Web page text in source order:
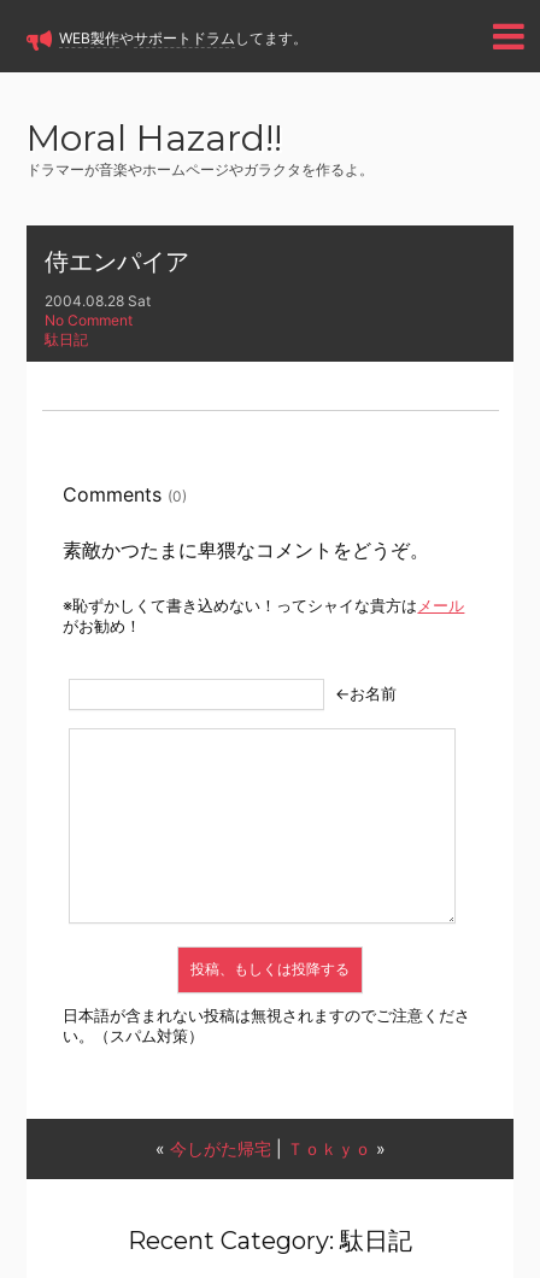
WEB製作やサポートドラム してます。
Moral Hazard!!
ドラマーが音楽やホームページやガラクタを作るよ。
侍エンパイア
2004.08.28 Sat
No Comment
駄日記
Comments (0)
素敵かつたまに卑猥なコメントをどうぞ。
※恥ずかしくて書き込めない！ってシャイな貴方は メール
がお勧め！
←お名前
日本語が含まれない投稿は無視されますのでご注意くださ
い。（スパム対策）
« 今しがた帰宅| Ｔｏｋｙｏ »
Recent Category: 駄日記